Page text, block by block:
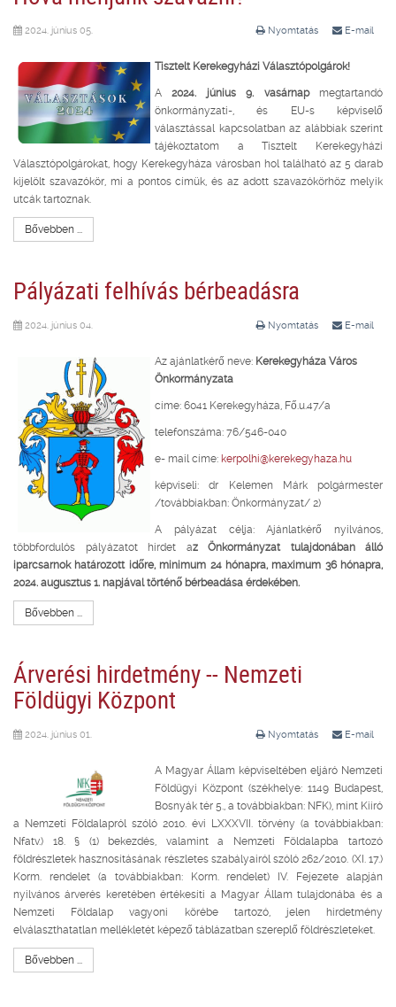
Nyomtatás E-mail
2024. június 05.
Tisztelt Kerekegyházi Választópolgárok!
A2024. június 9. vasárnapmegtartandó
önkormányzati-, és EU-s képviselő
választással kapcsolatban az alábbiak szerint
tájékoztatom a Tisztelt Kerekegyházi
Választópolgárokat, hogy Kerekegyháza városban hol található az 5 darab
kijelölt szavazókör, mi a pontos címük, és az adott szavazókörhöz melyik
utcák tartoznak.
Bővebben ...
Pályázati felhívás bérbeadásra
Nyomtatás E-mail
2024. június 04.
Az ajánlatkérő neve: Kerekegyháza Város
Önkormányzata
címe: 6041 Kerekegyháza, Fő.u.47/a
telefonszáma: 76/546-040
e- mail címe: kerpolhi@kerekegyhaza.hu
képviseli: dr Kelemen Márk polgármester
/továbbiakban: Önkormányzat/ 2)
A pályázat célja: Ajánlatkérő nyilvános,
többfordulós pályázatot hirdet az Önkormányzat tulajdonában álló
iparcsarnok határozott időre, minimum 24 hónapra, maximum 36 hónapra,
2024. augusztus 1. napjával történő bérbeadása érdekében.
Bővebben ...
Árverési hirdetmény -- Nemzeti
Földügyi Központ
Nyomtatás E-mail
2024. június 01.
A Magyar Állam képviseltében eljáró Nemzeti
Földügyi Központ (székhelye: 1149 Budapest,
Bosnyák tér 5., a továbbiakban: NFK), mint Kiíró
a Nemzeti Földalapról szóló 2010. évi LXXXVII. törvény (a továbbiakban:
Nfatv.) 18. § (1) bekezdés, valamint a Nemzeti Földalapba tartozó
földrészletek hasznosításának részletes szabályairól szóló 262/2010. (XI. 17.)
Korm. rendelet (a továbbiakban: Korm. rendelet) IV. Fejezete alapján
nyilvános árverés keretében értékesíti a Magyar Állam tulajdonába és a
Nemzeti Földalap vagyoni körébe tartozó, jelen hirdetmény
elválaszthatatlan mellékletét képező táblázatban szereplő földrészleteket.
Bővebben ...